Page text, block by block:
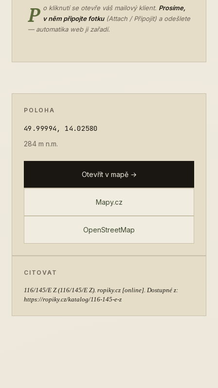
P o kliknutí se otevře váš mailový klient. Prosíme,
v něm připojte fotku(Attach / Připojit) a odešlete
— automatika web ji zařadí.
POLOHA
49.99994, 14.02580
284 m n.m.
Otevřít v mapě →
Mapy.cz
OpenStreetMap
CITOVAT
116/145/E Z(116/145/E Z). ropiky.cz [online]. Dostupné z:
https://ropiky.cz/katalog/116-145-e-z